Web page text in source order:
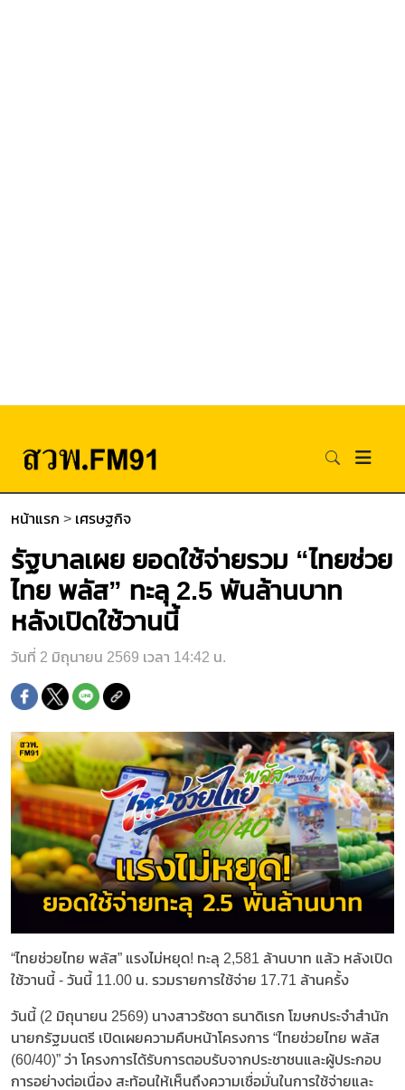
หน้าแรก > เศรษฐกิจ
รัฐบาลเผย ยอดใช้จ่ายรวม “ไทยช่วย
ไทย พลัส” ทะลุ 2.5 พันล้านบาท
หลังเปิดใช้วานนี้
วันที่ 2 มิถุนายน 2569 เวลา 14:42 น.
“ไทยช่วยไทย พลัส” แรงไม่หยุด! ทะลุ 2,581 ล้านบาท แล้ว หลังเปิด
ใช้วานนี้ - วันนี้ 11.00 น. รวมรายการใช้จ่าย 17.71 ล้านครั้ง
วันนี้ (2 มิถุนายน 2569) นางสาวรัชดา ธนาดิเรก โฆษกประจำสำนัก
นายกรัฐมนตรี เปิดเผยความคืบหน้าโครงการ “ไทยช่วยไทย พลัส
(60/40)” ว่า โครงการได้รับการตอบรับจากประชาชนและผู้ประกอบ
การอย่างต่อเนื่อง สะท้อนให้เห็นถึงความเชื่อมั่นในการใช้จ่ายและ